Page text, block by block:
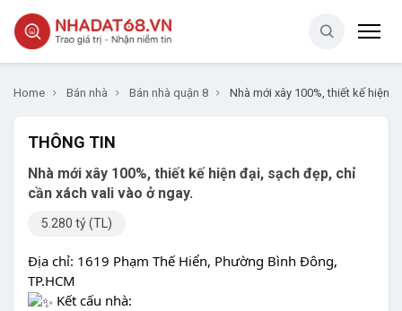
Home Bán nhà Bán nhà quận 8 Nhà mới xây 100%, thiết kế hiện
THÔNG TIN
Nhà mới xây 100%, thiết kế hiện đại, sạch đẹp, chỉ
cần xách vali vào ở ngay.
5.280 tỷ (TL)
Địa chỉ: 1619 Phạm Thế Hiển, Phường Bình Đông,
TP.HCM
Kết cấu nhà: